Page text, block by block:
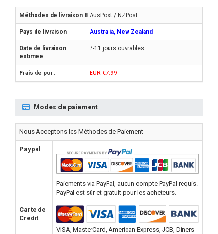
AusPost / NZPost
Australia, New Zealand
7-11 jours ouvrables
EUR €7.99
Modes de paiement
Nous Acceptons les Méthodes de Paiement
Paypal
Paiements via PayPal, aucun compte PayPal requis.
PayPal est sûr et gratuit pour les acheteurs.
Carte de
Crédit
VISA, MasterCard, American Express, JCB, Diners